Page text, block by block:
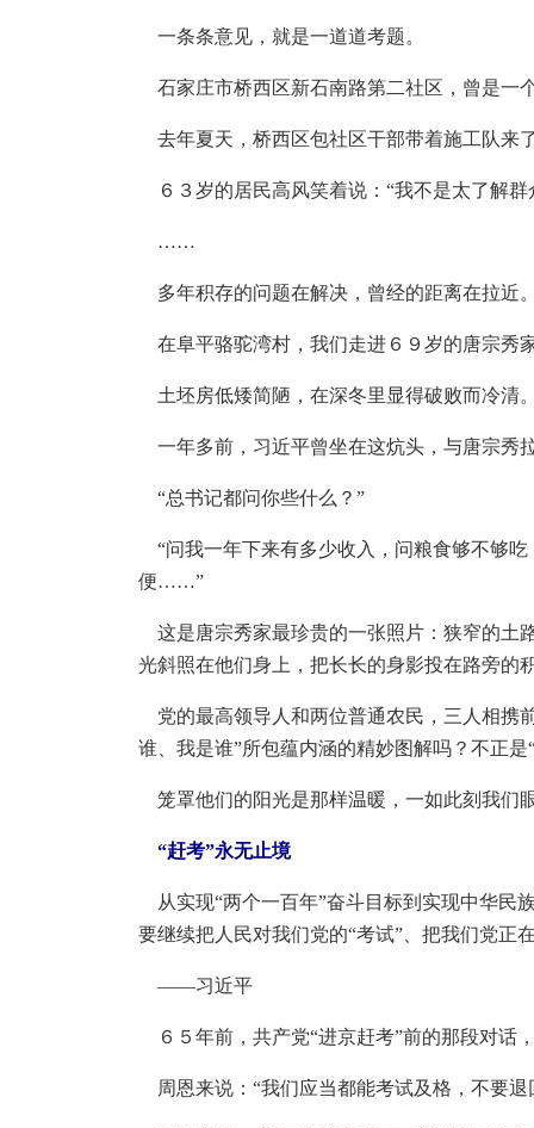
一条条意见，就是一道道考题。
石家庄市桥西区新石南路第二社区，曾是一
去年夏天，桥西区包社区干部带着施工队来
６３岁的居民高风笑着说：“我不是太了解
……
多年积存的问题在解决，曾经的距离在拉近
在阜平骆驼湾村，我们走进６９岁的唐宗秀
土坯房低矮简陋，在深冬里显得破败而冷清
一年多前，习近平曾坐在这炕头，与唐宗秀
“总书记都问你些什么？”
“问我一年下来有多少收入，问粮食够不够
便……”
这是唐宗秀家最珍贵的一张照片：狭窄的土
光斜照在他们身上，把长长的身影投在路旁的
党的最高领导人和两位普通农民，三人相携
谁、我是谁”所包蕴内涵的精妙图解吗？不正
笼罩他们的阳光是那样温暖，一如此刻我们
“赶考”永无止境
从实现“两个一百年”奋斗目标到实现中华民
要继续把人民对我们党的“考试”、把我们党正
——习近平
６５年前，共产党“进京赶考”前的那段对话
周恩来说：“我们应当都能考试及格，不要退